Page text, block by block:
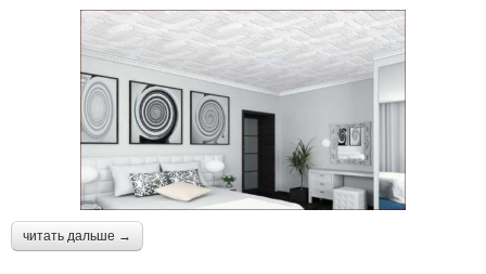
читать дальше →